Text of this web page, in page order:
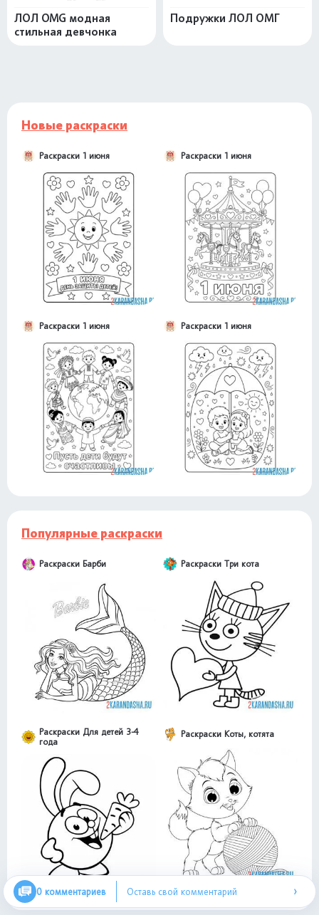
ЛОЛ OMG модная
стильная девчонка
Подружки ЛОЛ ОМГ
Новые раскраски
Раскраски 1 июня Раскраски 1 июня
Раскраски 1 июня Раскраски 1 июня
Популярные раскраски
Раскраски Барби Раскраски Три кота
Раскраски Для детей 3-4
года
Раскраски Коты, котята
0 комментариев Оставь свой комментарий ›